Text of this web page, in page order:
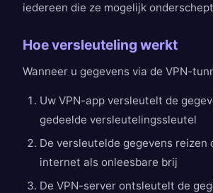
iedereen die ze mogelijk
Hoe versleuteling werkt
Wanneer u gegevens via de VPN-
Uw VPN-app versleutelt de
gedeelde versleutelingssleutel
De versleutelde gegevens reizen
internet als onleesbare brij
De VPN-server ontsleutelt de